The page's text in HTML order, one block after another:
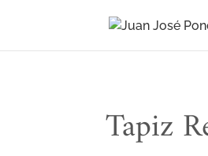
Tapiz